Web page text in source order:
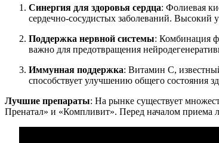
Синергия для здоровья сердца: Фолиевая
сердечно-сосудистых заболеваний. Высокий
Поддержка нервной системы: Комбинация
важно для предотвращения
Иммунная поддержка: Витамин C,
способствует улучшению общего состояния
Лучшие препараты: На рынке существует
Пренатал» и «Компливит». Перед началом приема